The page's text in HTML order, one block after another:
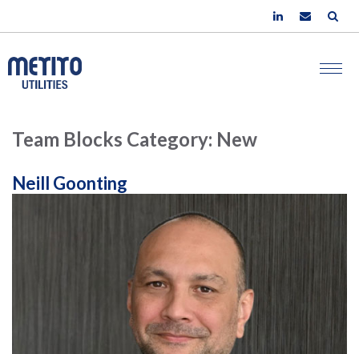
Team Blocks Category: New
Neill Goonting